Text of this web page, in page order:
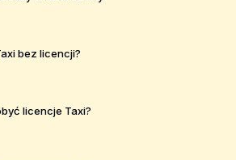
bez licencji?
licencje Taxi?